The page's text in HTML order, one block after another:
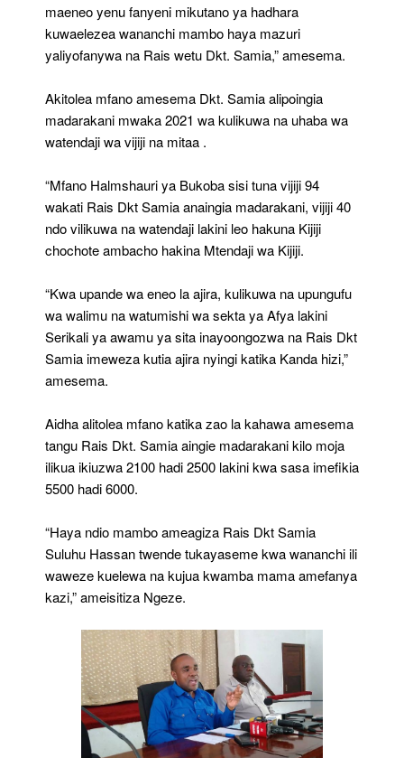
maeneo yenu fanyeni mikutano ya hadhara
kuwaelezea wananchi mambo haya mazuri
yaliyofanywa na Rais wetu Dkt. Samia,” amesema.
Akitolea mfano amesema Dkt. Samia alipoingia
madarakani mwaka 2021 wa kulikuwa na uhaba wa
watendaji wa vijiji na mitaa .
“Mfano Halmshauri ya Bukoba sisi tuna vijiji 94
wakati Rais Dkt Samia anaingia madarakani, vijiji 40
ndo vilikuwa na watendaji lakini leo hakuna Kijiji
chochote ambacho hakina Mtendaji wa Kijiji.
“Kwa upande wa eneo la ajira, kulikuwa na upungufu
wa walimu na watumishi wa sekta ya Afya lakini
Serikali ya awamu ya sita inayoongozwa na Rais Dkt
Samia imeweza kutia ajira nyingi katika Kanda hizi,”
amesema.
Aidha alitolea mfano katika zao la kahawa amesema
tangu Rais Dkt. Samia aingie madarakani kilo moja
ilikua ikiuzwa 2100 hadi 2500 lakini kwa sasa imefikia
5500 hadi 6000.
“Haya ndio mambo ameagiza Rais Dkt Samia
Suluhu Hassan twende tukayaseme kwa wananchi ili
waweze kuelewa na kujua kwamba mama amefanya
kazi,” ameisitiza Ngeze.